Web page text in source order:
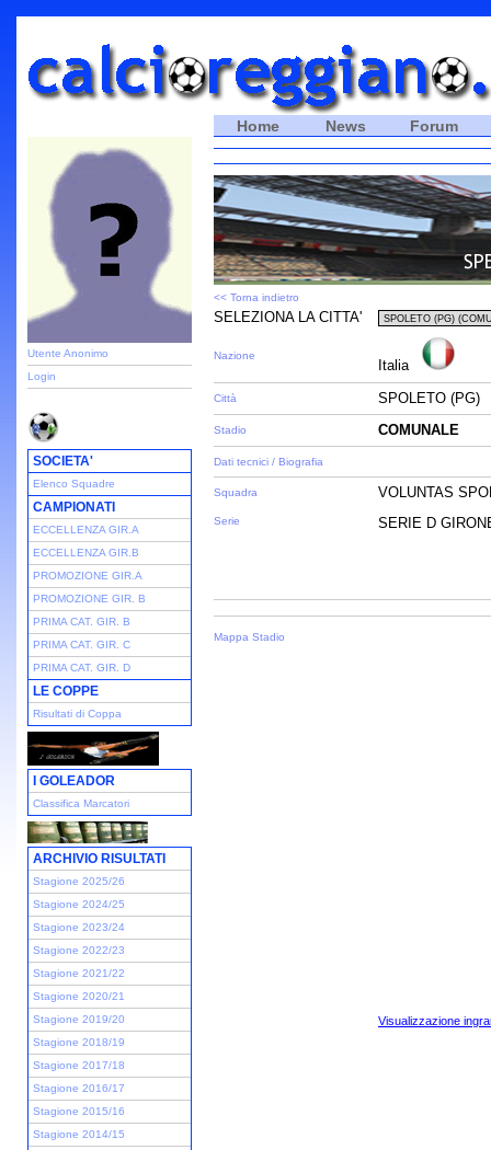
Utente Anonimo
Login
SOCIETA'
Elenco Squadre
CAMPIONATI
ECCELLENZA GIR.A
ECCELLENZA GIR.B
PROMOZIONE GIR.A
PROMOZIONE GIR. B
PRIMA CAT. GIR. B
PRIMA CAT. GIR. C
PRIMA CAT. GIR. D
LE COPPE
Risultati di Coppa
I GOLEADOR
Classifica Marcatori
ARCHIVIO RISULTATI
Stagione 2025/26
Stagione 2024/25
Stagione 2023/24
Stagione 2022/23
Stagione 2021/22
Stagione 2020/21
Stagione 2019/20
Stagione 2018/19
Stagione 2017/18
Stagione 2016/17
Stagione 2015/16
Stagione 2014/15
Home News Forum
<< Torna indietro
SELEZIONA LA CITTA'
Nazione
Italia
Città SPOLETO (PG)
Stadio COMUNALE
Dati tecnici / Biografia
Squadra
Serie
VOLUNTAS
SERIE D
Mappa Stadio
Visualizzazione